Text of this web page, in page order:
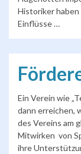
Historiker
Einflüsse …
Ein Verein wie
dann erreichen,
des Vereins am
Mitwirken von
ihre